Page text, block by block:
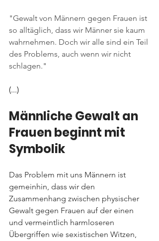
"Gewalt von Männern gegen Frauen ist
so alltäglich, dass wir Männer sie kaum
wahrnehmen. Doch wir alle sind ein Teil
des Problems, auch wenn wir nicht
schlagen."
(...)
Männliche Gewalt an
Frauen beginnt mit
Symbolik
Das Problem mit uns Männern ist
gemeinhin, dass wir den
Zusammenhang zwischen physischer
Gewalt gegen Frauen auf der einen
und vermeintlich harmloseren
Übergriffen wie sexistischen Witzen,